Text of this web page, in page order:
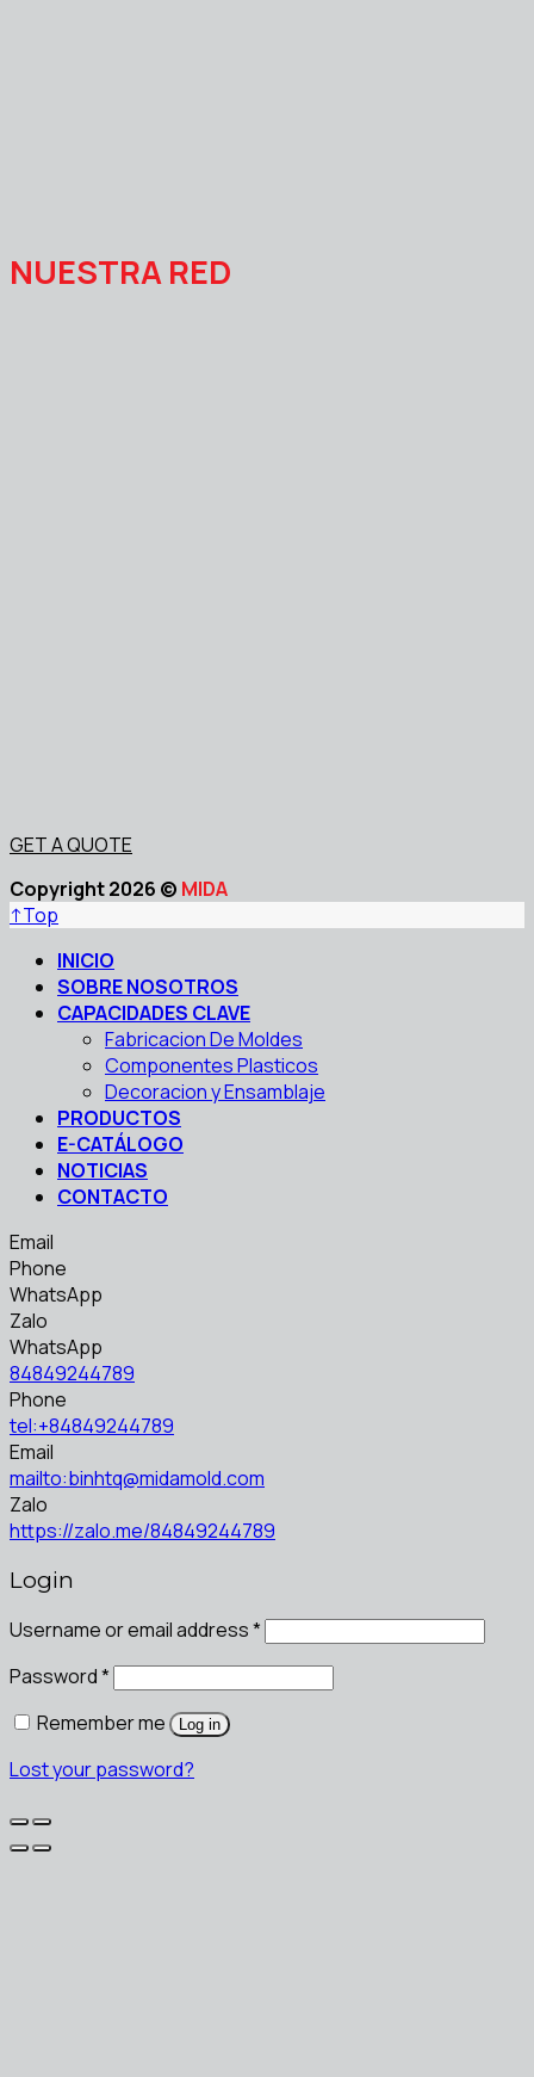
NUESTRA RED
GET A QUOTE
Copyright 2026 © MIDA
↑Top
INICIO
SOBRE NOSOTROS
CAPACIDADES CLAVE
Fabricacion De Moldes
Componentes Plasticos
Decoracion y Ensamblaje
PRODUCTOS
E-CATÁLOGO
NOTICIAS
CONTACTO
Email
Phone
WhatsApp
Zalo
WhatsApp
84849244789
Phone
tel:+84849244789
Email
mailto:binhtq@midamold.com
Zalo
https://zalo.me/84849244789
Login
Username or email address*
Password*
Remember me
Log in
Lost your password?